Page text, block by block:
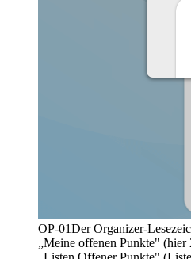
OP-01Der Organizer-
„Meine offenen Punkte" (hier